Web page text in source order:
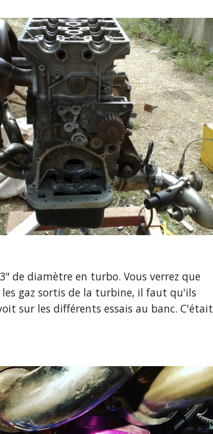
de diamètre en turbo. Vous verrez que
gaz sortis de la turbine, il faut qu'ils
sur les différents essais au banc. C'était